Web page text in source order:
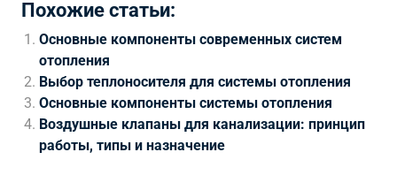
Похожие статьи:
Основные компоненты современных систем
отопления
Выбор теплоносителя для системы отопления
Основные компоненты системы отопления
Воздушные клапаны для канализации: принцип
работы, типы и назначение